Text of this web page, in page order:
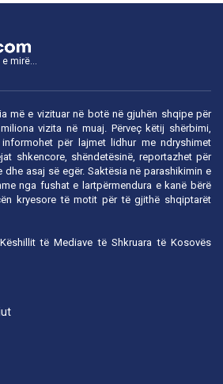
mirë...
më e vizituar në botë në gjuhën shqipe për
vizita në muaj. Përveç këtij shërbimi,
për lajmet lidhur me ndryshimet
shkencore, shëndetësinë, reportazhet për
asaj së egër. Saktësia në parashikimin e
nga fushat e lartpërmendura e kanë bërë
kryesore të motit për të gjithë shqiptarët
Këshillit të Mediave të Shkruara të Kosovës